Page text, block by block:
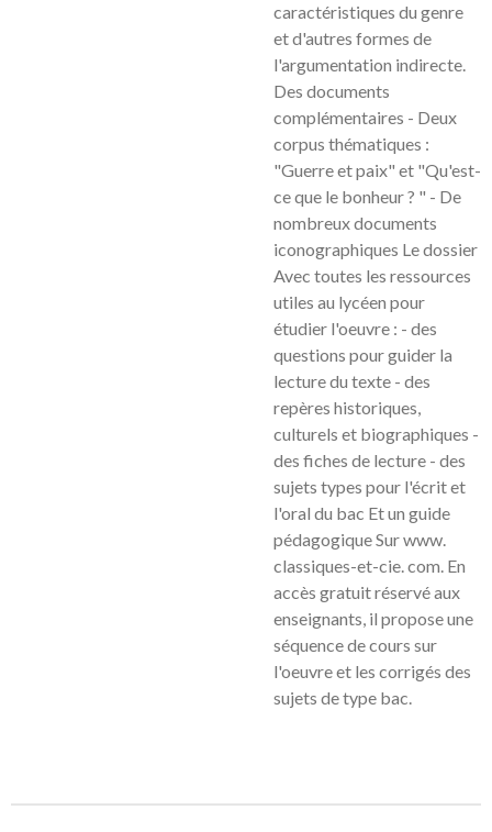
caractéristiques du genre
et d'autres formes de
l'argumentation indirecte.
Des documents
complémentaires - Deux
corpus thématiques :
"Guerre et paix" et "Qu'est-
ce que le bonheur ? " - De
nombreux documents
iconographiques Le dossier
Avec toutes les ressources
utiles au lycéen pour
étudier l'oeuvre : - des
questions pour guider la
lecture du texte - des
repères historiques,
culturels et biographiques -
des fiches de lecture - des
sujets types pour l'écrit et
l'oral du bac Et un guide
pédagogique Sur www.
classiques-et-cie. com. En
accès gratuit réservé aux
enseignants, il propose une
séquence de cours sur
l'oeuvre et les corrigés des
sujets de type bac.